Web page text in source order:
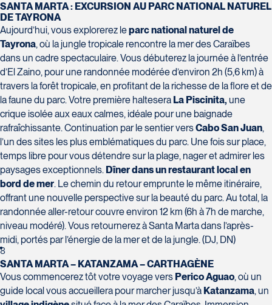
SANTA MARTA : EXCURSION AU PARC NATIONAL NATUREL
DE TAYRONA
Aujourd’hui, vous explorerez leparc national naturel de
Tayrona, où la jungle tropicale rencontre la mer des Caraïbes
dans un cadre spectaculaire. Vous débuterez la journée à l’entrée
d’El Zaino, pour une randonnée modérée d’environ 2h (5,6 km) à
travers la forêt tropicale, en profitant de la richesse de la flore et de
la faune du parc. Votre première haltesera La Piscinita, une
crique isolée aux eaux calmes, idéale pour une baignade
rafraîchissante. Continuation par le sentier versCabo San Juan,
l’un des sites les plus emblématiques du parc. Une fois sur place,
temps libre pour vous détendre sur la plage, nager et admirer les
paysages exceptionnels. Dîner dans un restaurant local en
bord de mer. Le chemin du retour emprunte le même itinéraire,
offrant une nouvelle perspective sur la beauté du parc. Au total, la
randonnée aller-retour couvre environ 12 km (6h à 7h de marche,
niveau modéré). Vous retournerez à Santa Marta dans l’après-
midi, portés par l’énergie de la mer et de la jungle. (DJ, DN)
8
SANTA MARTA – KATANZAMA – CARTHAGÈNE
Vous commencerez tôt votre voyage vers Perico Aguao, où un
guide local vous accueillera pour marcher jusqu’à Katanzama, un
Voyages Granby
157 rue Principale
Granby
J2G 2V5
Tél :
450-372-3624 / 1-800-361-
0447
Voyages Jean-Pierre
2152 Boulevard Lapinière - Suite
104
Brossard
Tél :450-671-6654 / 1-888-461-
6654
Voyages Laurier du Vallon -
Siège social
2700 Boulevard Laurier - Édifice
Champlain, bureau 5000
Québec
G1V 4K5
Tél :418-653-1882 / 1-800-640-
1882
Voyages Paradis
2500 rue Beaurevoir, local 340
G2C 0M4
Tél :418-659-6650